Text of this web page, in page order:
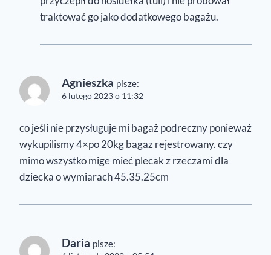
traktować go jako dodatkowego bagażu.
Agnieszka pisze:
6 lutego 2023 o 11:32
co jeśli nie przysługuje mi bagaż podreczny ponieważ
wykupilismy 4×po 20kg bagaz rejestrowany. czy
mimo wszystko mige mieć plecak z rzeczami dla
dziecka o wymiarach 45.35.25cm
Daria pisze: